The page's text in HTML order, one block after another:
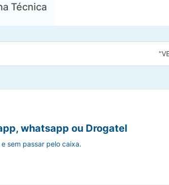
Técnica
whatsapp ou Drogatel
sem passar pelo caixa.